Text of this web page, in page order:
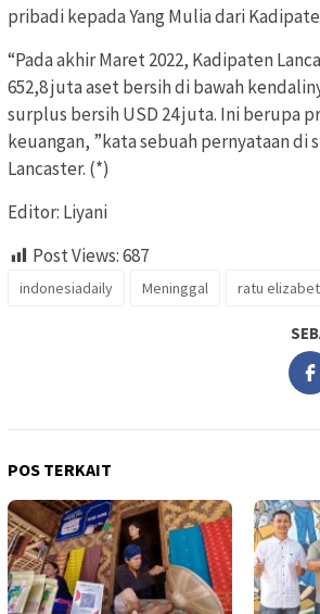
pribadi kepada Yang Mulia dari
“Pada akhir Maret 2022, Kadipaten
652,8 juta aset bersih di bawah
surplus bersih USD 24 juta. Ini berupa
keuangan, ”kata sebuah pernyataan di
Lancaster. (*)
Editor: Liyani
Post Views:687
indonesiadaily Meninggal ratu
POS TERKAIT